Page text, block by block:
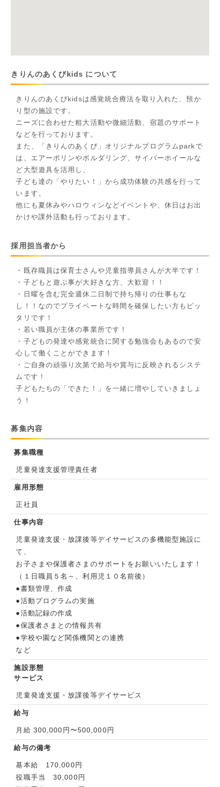
きりんのあくびkids について
きりんのあくびkidsは感覚統合療法を取り入れた、預か
り型の施設です。
ニーズに合わせた粗大活動や微細活動、宿題のサポート
などを行っております。
また、「きりんのあくび」オリジナルプログラムparkで
は、エアーポリンやボルダリング、サイバーホイールな
ど大型遊具を活用し、
子ども達の「やりたい！」から成功体験の共感を行って
います。
他にも夏休みやハロウィンなどイベントや、休日はお出
かけや課外活動も行っております。
採用担当者から
・既存職員は保育士さんや児童指導員さんが大半です！
・子どもと遊ぶ事が大好きな方、大歓迎！！
・日曜を含む完全週休二日制で持ち帰りの仕事もな
し！！なのでプライベートな時間を確保したい方もピッ
タリです！
・若い職員が主体の事業所です！
・子どもの発達や感覚統合に関する勉強会もあるので安
心して働くことができます！
・ご自身の頑張り次第で給与や賞与に反映されるシステ
ムです！
子どもたちの「できた！」を一緒に増やしていきましょ
う！
募集内容
募集職種
児童発達支援管理責任者
雇用形態
正社員
仕事内容
児童発達支援・放課後等デイサービスの多機能型施設に
て、
お子さまや保護者さまのサポートをお願いいたします！
（１日職員５名～、利用児１０名前後）
●書類管理、作成
●活動プログラムの実施
●活動記録の作成
●保護者さまとの情報共有
●学校や園など関係機関との連携
など
施設形態
サービス
児童発達支援・放課後等デイサービス
給与
月給 300,000円〜500,000円
給与の備考
基本給 170,000円
役職手当 30,000円